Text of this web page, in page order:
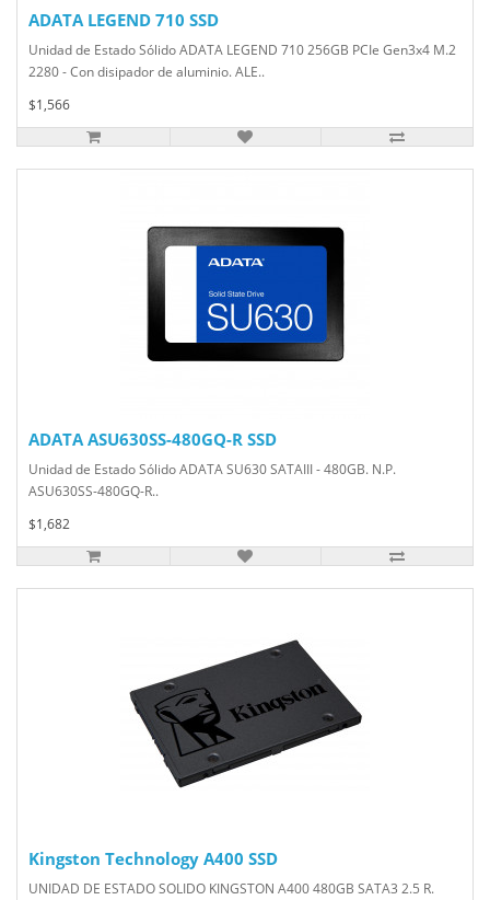
ADATA LEGEND 710 SSD
Unidad de Estado Sólido ADATA LEGEND 710 256GB PCIe Gen3x4 M.2
2280 - Con disipador de aluminio. ALE..
$1,566
ADATA ASU630SS-480GQ-R SSD
Unidad de Estado Sólido ADATA SU630 SATAIII - 480GB. N.P.
ASU630SS-480GQ-R..
$1,682
Kingston Technology A400 SSD
UNIDAD DE ESTADO SOLIDO KINGSTON A400 480GB SATA3 2.5 R.